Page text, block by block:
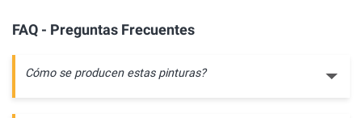
FAQ - Preguntas Frecuentes
Cómo se producen estas pinturas?